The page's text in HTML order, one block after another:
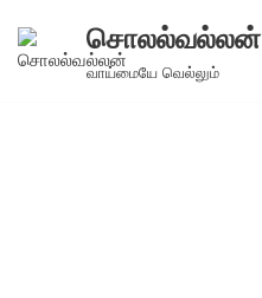
Skip
சொலல்வல்லன்
வாய்மையே வெல்லும்